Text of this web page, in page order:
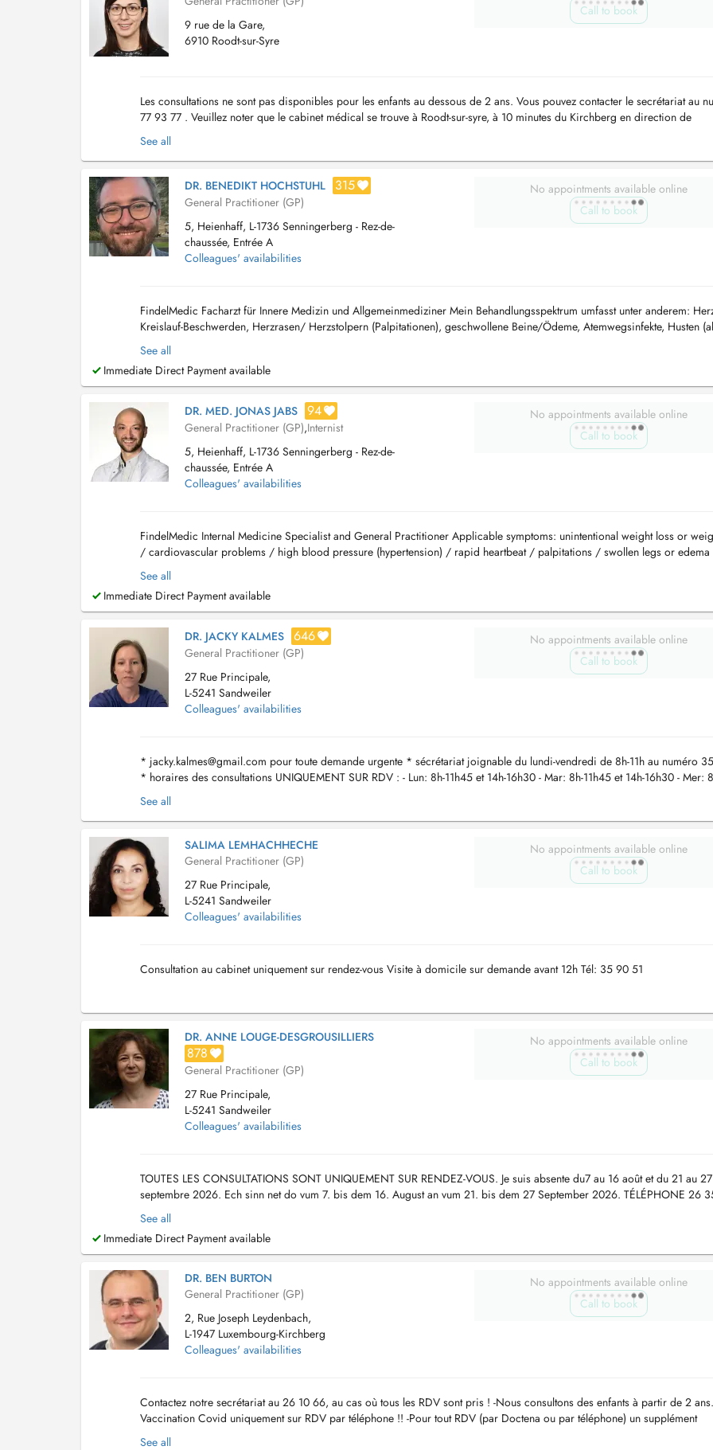
9 rue de la Gare,
6910 Roodt-sur-Syre
Call to book
Les consultations ne sont pas disponibles pour les enfants au dessous de 2 ans. Vous pouvez contacter le secrétariat au
77 93 77 . Veuillez noter que le cabinet médical se trouve à Roodt-sur-syre, à 10 minutes du Kirchberg en direction de
Grevenmacher....
See all
DR. BENEDIKT HOCHSTUHL 315
General Practitioner (GP)
5, Heienhaff, L-1736 Senningerberg - Rez-de-
chaussée, Entrée A
Colleagues' availabilities
No appointments available online
Call to book
FindelMedic Facharzt für Innere Medizin und Allgemeinmediziner Mein Behandlungsspektrum umfasst unter anderem:
Kreislauf-Beschwerden, Herzrasen/ Herzstolpern (Palpitationen), geschwollene Beine/Ödeme, Atemwegsinfekte, Husten
oder chronisch), Atemnot, diagnostiziertes oder vermutetes As...
See all
Immediate Direct Payment available
DR. MED. JONAS JABS 94
General Practitioner (GP),Internist
5, Heienhaff, L-1736 Senningerberg - Rez-de-
chaussée, Entrée A
Colleagues' availabilities
No appointments available online
Call to book
FindelMedic Internal Medicine Specialist and General Practitioner Applicable symptoms: unintentional weight loss or
/ cardiovascular problems / high blood pressure (hypertension) / rapid heartbeat / palpitations / swollen legs or edema
retention) / respiratory infections and br...
See all
Immediate Direct Payment available
DR. JACKY KALMES 646
General Practitioner (GP)
27 Rue Principale,
L-5241 Sandweiler
Colleagues' availabilities
No appointments available online
Call to book
* jacky.kalmes@gmail.com pour toute demande urgente * sécrétariat joignable du lundi-vendredi de 8h-11h au numéro
* horaires des consultations UNIQUEMENT SUR RDV : - Lun: 8h-11h45 et 14h-16h30 - Mar: 8h-11h45 et 14h-16h30 - Mer:
11h45 et 14h-16h30 - Jeu: absente - Ven:...
See all
SALIMA LEMHACHHECHE
General Practitioner (GP)
27 Rue Principale,
L-5241 Sandweiler
Colleagues' availabilities
No appointments available online
Call to book
Consultation au cabinet uniquement sur rendez-vous Visite à domicile sur demande avant 12h Tél: 35 90 51
DR. ANNE LOUGE-DESGROUSILLIERS
878
General Practitioner (GP)
27 Rue Principale,
L-5241 Sandweiler
Colleagues' availabilities
No appointments available online
Call to book
TOUTES LES CONSULTATIONS SONT UNIQUEMENT SUR RENDEZ-VOUS. Je suis absente du7 au 16 août et du 21 au 27
septembre 2026. Ech sinn net do vum 7. bis dem 16. August an vum 21. bis dem 27 September 2026. TÉLÉPHONE 26
18....
See all
Immediate Direct Payment available
DR. BEN BURTON
General Practitioner (GP)
2, Rue Joseph Leydenbach,
L-1947 Luxembourg-Kirchberg
Colleagues' availabilities
No appointments available online
Call to book
Contactez notre secrétariat au 26 10 66, au cas où tous les RDV sont pris ! -Nous consultons des enfants à partir de 2
Vaccination Covid uniquement sur RDV par téléphone !! -Pour tout RDV (par Doctena ou par téléphone) un supplément
d'honoraire pour convenance personnelle sera demandé. ...
See all